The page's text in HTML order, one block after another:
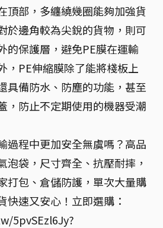
頂部，多纏繞幾圈能夠加強貨
於邊角較為尖銳的貨物，則可
的保護層，避免PE膜在運輸
，PE伸縮膜除了能將棧板上
具備防水、防塵的功能，甚至
，防止不定期使用的機器受潮
過程中更加安全無虞嗎？高品
泡袋，尺寸齊全、抗壓耐摔，
打包、倉儲防護，單次大量購
快速又安心！立即選購：
5pvSEzl6Jy?